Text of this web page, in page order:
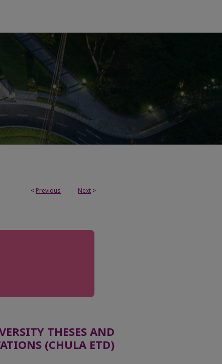
< Previous Next >
THESES AND
(CHULA ETD)